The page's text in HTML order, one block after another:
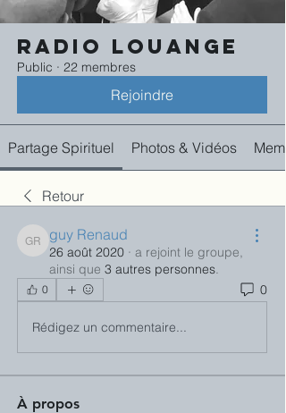
Radio Louange
Public · 22 membres
Rejoindre
Partage Spirituel Photos & Vidéos
Retour
guy Renaud
guy Renaud
26 août 2020 · a rejoint le groupe,
ainsi que 3 autres personnes.
0 0
Rédigez un commentaire...
À propos